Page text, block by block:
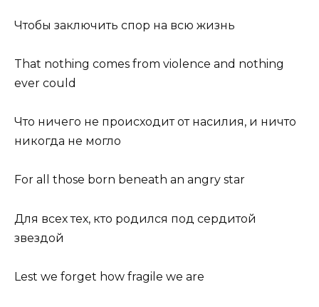
Чтобы заключить спор на всю жизнь
That nothing comes from violence and nothing
ever could
Что ничего не происходит от насилия, и ничто
никогда не могло
For all those born beneath an angry star
Для всех тех, кто родился под сердитой
звездой
Lest we forget how fragile we are